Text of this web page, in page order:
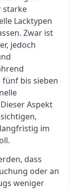
starke
Lacktypen
Zwar ist
jedoch
fünf bis sieben
Aspekt
im
dass
oder an
weniger